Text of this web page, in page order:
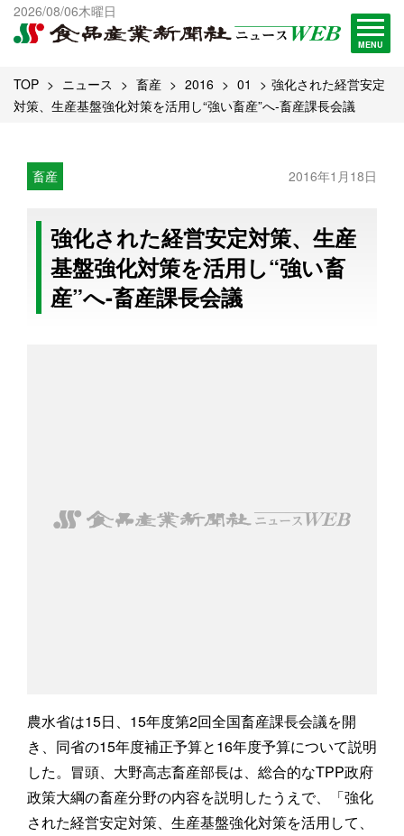
2026/08/06木曜日
MENU
出版物一覧へ
試読・購読申し込み
TOP ニュース 畜産 2016 01
強化された経営安定
対策、生産基盤強化対策を活用し“強い畜産”へ-畜産課長会議
畜産 2016年1月18日
強化された経営安定対策、生産
基盤強化対策を活用し“強い畜
産”へ-畜産課長会議
農水省は15日、15年度第2回全国畜産課長会議を開
き、同省の15年度補正予算と16年度予算について説明
した。冒頭、大野高志畜産部長は、総合的なTPP政府
政策大綱の畜産分野の内容を説明したうえで、「強化
された経営安定対策、生産基盤強化対策を活用して、